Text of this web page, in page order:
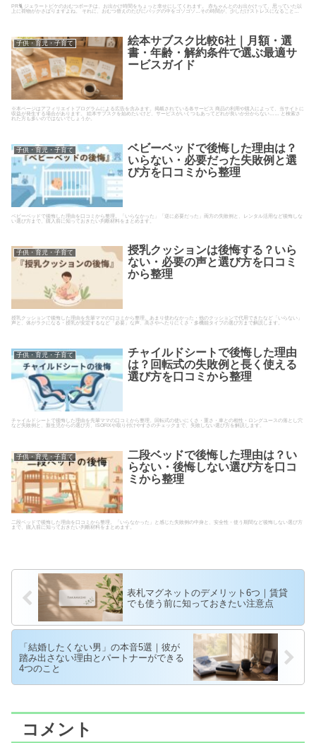
PR🐈 ジェラートピケのおむつポーチは、お出かけ時間をちょっと幸せにしてくれます。 赤ちゃんとのお出かけって、思っていた以
上に荷物がかさばりますよね。 それに、おむつ替えのたびにバッグの中をゴソゴソ…その時間が、少しだけストレスになること…
子供・育児・子育て
絵本サブスク比較6社｜月額・選
書・年齢・解約条件で選ぶ最適サ
ービスガイド
※本ページはアフィリエイトプログラムによる広告を含みます。掲載されている各サービス 商品の利用や購入によって、当サイトに
収益が発生する場合があります。 絵本サブスクを始めたいけど、サービスがいくつもあってどれが良いか分からない…… と検索さ
れた方も多いのではないでしょうか。
子供・育児・子育て
ベビーベッドで後悔した理由は？
いらない・必要だった失敗例と選
び方を口コミから整理
ベビーベッドで後悔した理由を口コミから整理。「いらなかった」「逆に必要だった」両方の失敗例と、レンタル活用など後悔しな
い選び方まで、購入前に知っておきたい判断材料をまとめます。
子供・育児・子育て
授乳クッションは後悔する？いら
ない・必要の声と選び方を口コミ
から整理
授乳クッションで後悔した理由を先輩ママの口コミから整理。あまり使わなかった・他のクッションで代用できたなど「いらない」
声と、体がラクになる・授乳が安定するなど「必要」な声、高さやへたりにくさ・多機能タイプの選び方まで解説します。
子供・育児・子育て
チャイルドシートで後悔した理由
は？回転式の失敗例と長く使える
選び方を口コミから整理
チャイルドシートで後悔した理由を先輩ママの口コミから整理。回転式の使いにくさ・重さ・車との相性・ロングユースの落とし穴
など失敗例と、新生児からの選び方、ISOFIXや取り付けやすさのチェックまで、失敗しない選び方を解説します。
子供・育児・子育て
二段ベッドで後悔した理由は？い
らない・後悔しない選び方を口コ
ミから整理
二段ベッドで後悔した理由を口コミから整理。「いらなかった」と感じた失敗例の中身と、安全性・使う期間など後悔しない選び方
まで、購入前に知っておきたい判断材料をまとめます。
表札マグネットのデメリット6つ｜賃貸
でも使う前に知っておきたい注意点
「結婚したくない男」の本音5選｜彼が
踏み出さない理由とパートナーができる
4つのこと
コメント